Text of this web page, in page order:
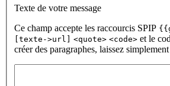
Texte de votre message
Ce champ accepte les raccourcis SPIP
[texte->url] <quote> <code> et le
créer des paragraphes, laissez